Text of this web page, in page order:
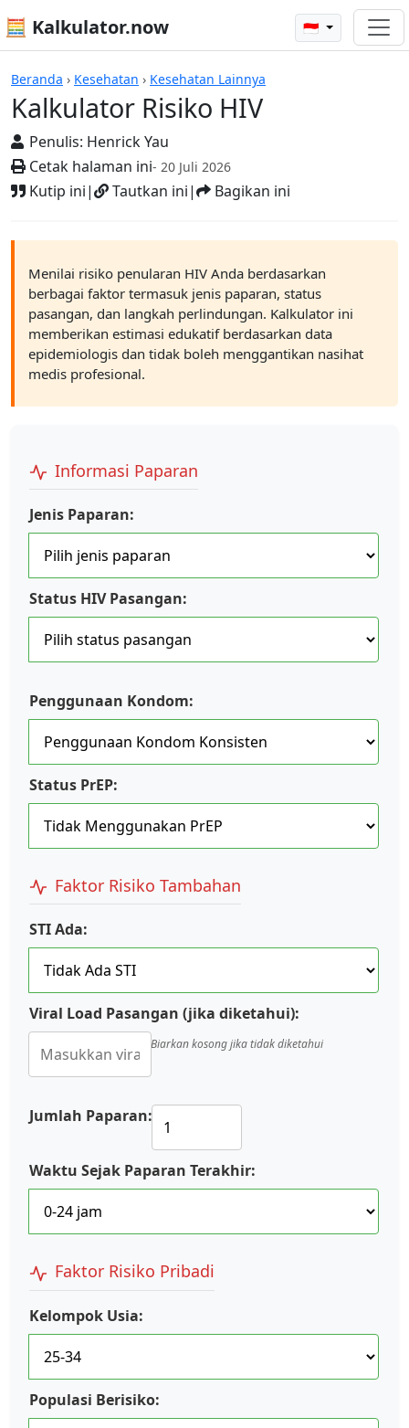
🧮 Kalkulator.now 🇮🇩
Beranda › Kesehatan › Kesehatan Lainnya
Kalkulator Risiko HIV
Penulis: Henrick Yau
Cetak halaman ini- 20 Juli 2026
Kutip ini| Tautkan ini| Bagikan ini
Kalkulator-kalkulator
Menilai risiko penularan HIV Anda berdasarkan
berbagai faktor termasuk jenis paparan, status
pasangan, dan langkah perlindungan. Kalkulator ini
memberikan estimasi edukatif berdasarkan data
epidemiologis dan tidak boleh menggantikan nasihat
medis profesional.
Informasi Paparan
Jenis Paparan:
Status HIV Pasangan:
Penggunaan Kondom:
Status PrEP:
Faktor Risiko Tambahan
STI Ada:
Viral Load Pasangan (jika diketahui):
Biarkan kosong jika tidak diketahui
Jumlah Paparan:
Waktu Sejak Paparan Terakhir:
Faktor Risiko Pribadi
Kelompok Usia:
Populasi Berisiko: